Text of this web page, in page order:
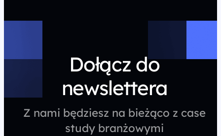
Dołącz do
newslettera
Z nami będziesz na bieżąco z case
study branżowymi